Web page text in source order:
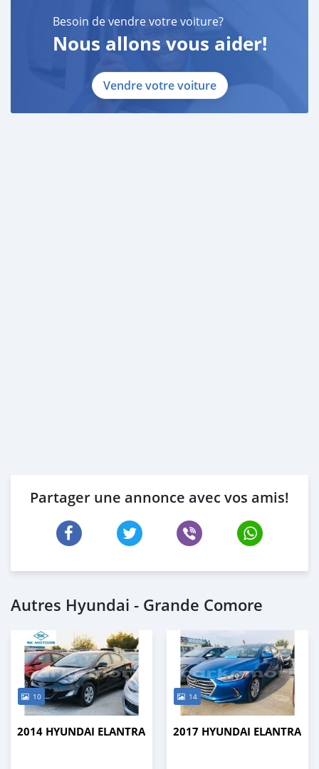
Besoin de vendre votre voiture?
Nous allons vous aider!
Vendre votre voiture
Partager une annonce avec vos amis!
Autres Hyundai - Grande Comore
10
2014 HYUNDAI ELANTRA
14
2017 HYUNDAI ELANTRA